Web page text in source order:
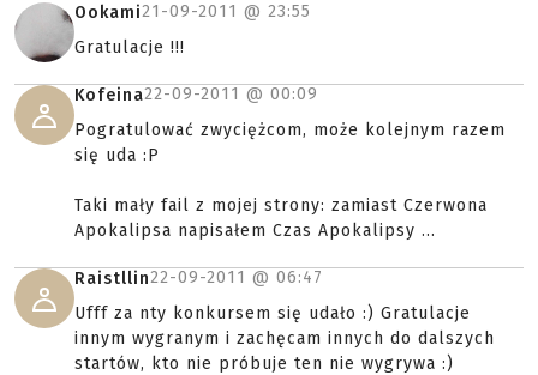
Ookami21-09-2011 @ 23:55
Gratulacje !!!
Kofeina22-09-2011 @ 00:09
Pogratulować zwyciężcom, może kolejnym razem
się uda :P
Taki mały fail z mojej strony: zamiast Czerwona
Apokalipsa napisałem Czas Apokalipsy ...
Raistllin22-09-2011 @ 06:47
Ufff za nty konkursem się udało :) Gratulacje
innym wygranym i zachęcam innych do dalszych
startów, kto nie próbuje ten nie wygrywa :)